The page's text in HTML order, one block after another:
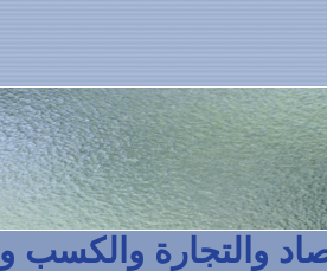
والكسب والادخار.